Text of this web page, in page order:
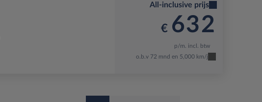
All-inclusive prijs
€ 632
p/m. incl. btw
o.b.v 72 mnd en 5,000 km/j